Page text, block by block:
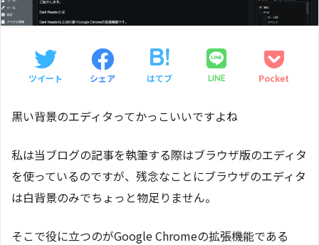
ツイート シェア はてブ LINE Pocket
黒い背景のエディタってかっこいいですよね
私は当ブログの記事を執筆する際はブラウザ版のエディタ
を使っているのですが、残念なことにブラウザのエディタ
は白背景のみでちょっと物足りません。
そこで役に立つのがGoogle Chromeの拡張機能である